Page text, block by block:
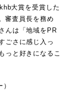
大賞を受賞した
審査員長を務め
んは「地域をPR
ごさに感じ入っ
っと好きになるこ
）